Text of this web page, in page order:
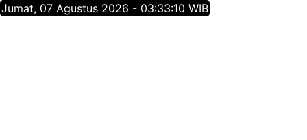
Jumat, 07 Agustus 2026 - 03:33:11 WIB